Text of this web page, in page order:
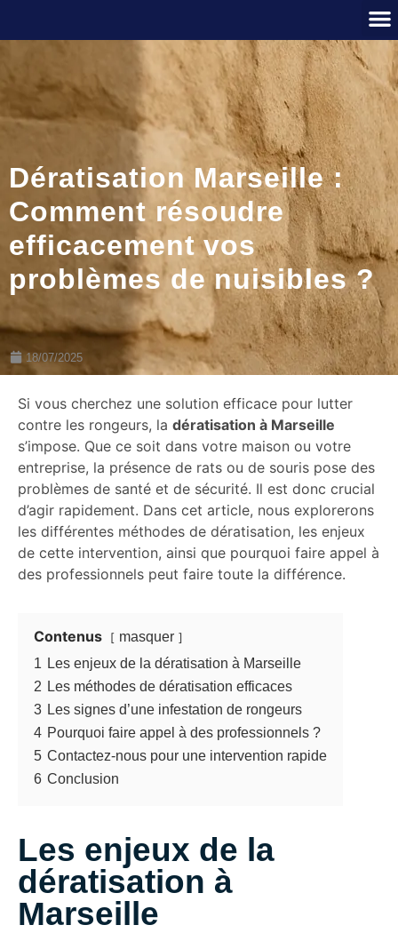
Dératisation Marseille :
Comment résoudre
efficacement vos
problèmes de nuisibles ?
18/07/2025
Si vous cherchez une solution efficace pour lutter
contre les rongeurs, la dératisation à Marseille
s’impose. Que ce soit dans votre maison ou votre
entreprise, la présence de rats ou de souris pose des
problèmes de santé et de sécurité. Il est donc crucial
d’agir rapidement. Dans cet article, nous explorerons
les différentes méthodes de dératisation, les enjeux
de cette intervention, ainsi que pourquoi faire appel à
des professionnels peut faire toute la différence.
Contenus
masquer
1 Les enjeux de la dératisation à Marseille
2 Les méthodes de dératisation efficaces
3 Les signes d’une infestation de rongeurs
4 Pourquoi faire appel à des professionnels ?
5 Contactez-nous pour une intervention rapide
6 Conclusion
Les enjeux de la
dératisation à
Marseille